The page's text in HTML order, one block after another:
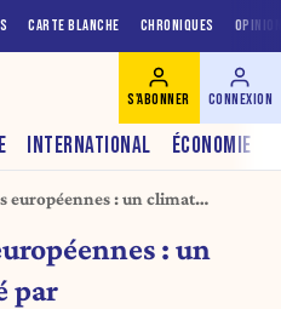
CARTE BLANCHE CHRONIQUES
INTERNATIONAL ÉCONOMIE
S'ABONNER CONNEXION
européennes : un climat
: un
par